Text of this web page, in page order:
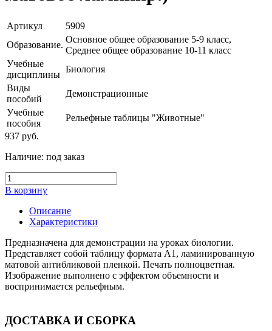
Артикул
5909
Образование.
Основное общее образование 5-9 класс,
Среднее общее образование 10-11 класс
Учебные
дисциплины
Биология
Виды
пособий
Демонстрационные
Учебные
пособия
Рельефные таблицы "Животные"
937 руб.
Наличие: под заказ
В корзину
Описание
Характеристики
Предназначена для демонстрации на уроках биологии.
Представляет собой таблицу формата А1, ламинированную
матовой антибликовой пленкой. Печать полноцветная.
Изображение выполнено с эффектом объемности и
воспринимается рельефным.
ДОСТАВКА И СБОРКА